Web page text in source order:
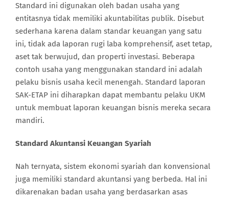
Standard ini digunakan oleh badan usaha yang
entitasnya tidak memiliki akuntabilitas publik. Disebut
sederhana karena dalam standar keuangan yang satu
ini, tidak ada laporan rugi laba komprehensif, aset tetap,
aset tak berwujud, dan properti investasi. Beberapa
contoh usaha yang menggunakan standard ini adalah
pelaku bisnis usaha kecil menengah. Standard laporan
SAK-ETAP ini diharapkan dapat membantu pelaku UKM
untuk membuat laporan keuangan bisnis mereka secara
mandiri.
Standard Akuntansi Keuangan Syariah
Nah ternyata, sistem ekonomi syariah dan konvensional
juga memiliki standard akuntansi yang berbeda. Hal ini
dikarenakan badan usaha yang berdasarkan asas